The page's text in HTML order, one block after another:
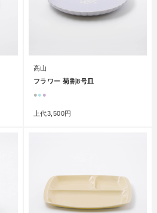
高山
フラワー 菊割8号皿
●● ●
上代3,500円